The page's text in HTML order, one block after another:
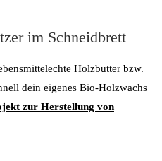
im Schneidbrett
Holzbutter bzw.
dein eigenes Bio-Holzwachs
zur Herstellung von